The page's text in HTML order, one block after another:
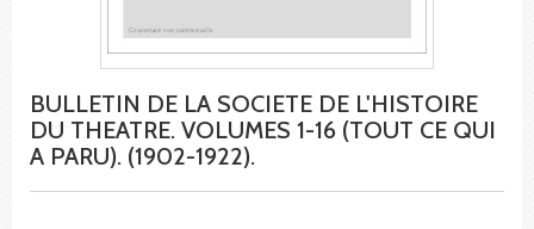
BULLETIN DE LA SOCIETE DE L'HISTOIRE
DU THEATRE. VOLUMES 1-16 (TOUT CE QUI
A PARU). (1902-1922).